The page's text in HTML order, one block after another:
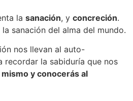
la sanación, y concreción.
sanación del alma del mundo.
nos llevan al auto-
recordar la sabiduría que nos
y conocerás al